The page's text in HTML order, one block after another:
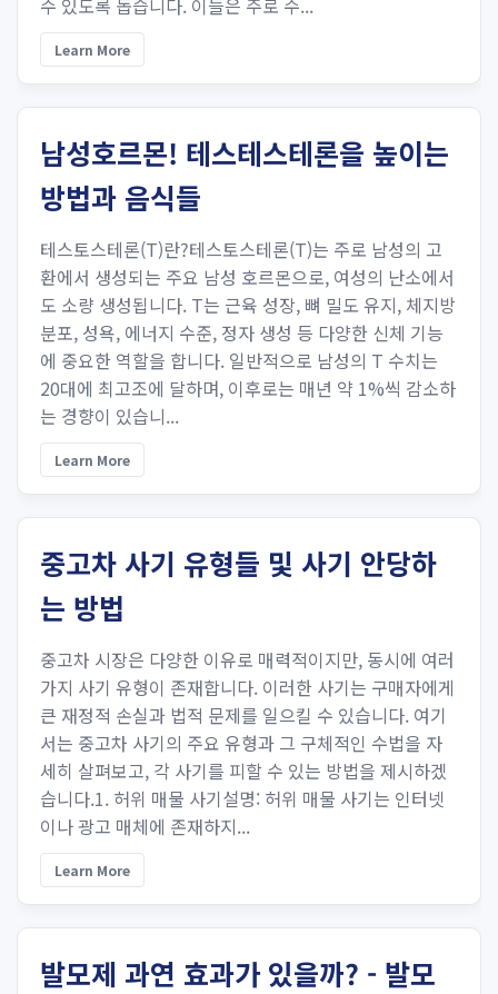
수 있도록 돕습니다. 이들은 주로 수...
Learn More
남성호르몬! 테스테스테론을 높이는
방법과 음식들
테스토스테론(T)란?테스토스테론(T)는 주로 남성의 고
환에서 생성되는 주요 남성 호르몬으로, 여성의 난소에서
도 소량 생성됩니다. T는 근육 성장, 뼈 밀도 유지, 체지방
분포, 성욕, 에너지 수준, 정자 생성 등 다양한 신체 기능
에 중요한 역할을 합니다. 일반적으로 남성의 T 수치는
20대에 최고조에 달하며, 이후로는 매년 약 1%씩 감소하
는 경향이 있습니...
Learn More
중고차 사기 유형들 및 사기 안당하
는 방법
중고차 시장은 다양한 이유로 매력적이지만, 동시에 여러
가지 사기 유형이 존재합니다. 이러한 사기는 구매자에게
큰 재정적 손실과 법적 문제를 일으킬 수 있습니다. 여기
서는 중고차 사기의 주요 유형과 그 구체적인 수법을 자
세히 살펴보고, 각 사기를 피할 수 있는 방법을 제시하겠
습니다.1. 허위 매물 사기설명: 허위 매물 사기는 인터넷
이나 광고 매체에 존재하지...
Learn More
발모제 과연 효과가 있을까? - 발모